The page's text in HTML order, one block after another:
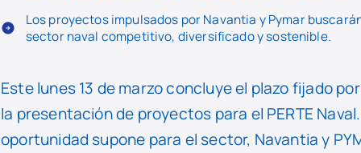
Los proyectos impulsados por Navantia y Pymar
sector naval competitivo, diversificado y sostenible.
Este lunes 13 de marzo concluye el plazo fijado
la presentación de proyectos para el PERTE
oportunidad supone para el sector, Navantia y